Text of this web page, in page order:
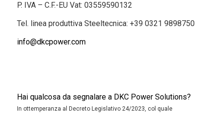
P. IVA – C.F.-EU Vat: 03559590132
Tel. linea produttiva Steeltecnica: +39 0321 9898750
info@dkcpower.com
Hai qualcosa da segnalare a DKC Power Solutions?
In ottemperanza al Decreto Legislativo 24/2023, col quale